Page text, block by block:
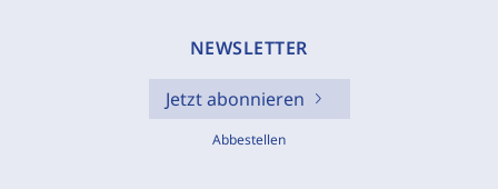
NEWSLETTER
Jetzt abonnieren
Abbestellen